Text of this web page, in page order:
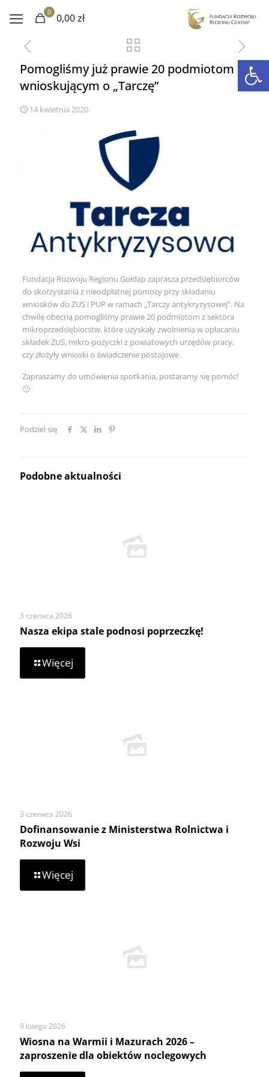
0 0,00 zł
Pomogliśmy już prawie 20 podmiotom
wnioskującym o „Tarczę”
14 kwietnia 2020
Fundacja Rozwoju Regionu Gołdap zaprasza przedsiębiorców
do skorzystania z nieodpłatnej pomocy przy składaniu
wniosków do ZUS i PUP w ramach „Tarczy antykryzysowej”. Na
chwilę obecną pomogliśmy prawie 20 podmiotom z sektora
mikroprzedsiębiorstw, które uzyskały zwolnienia w opłacaniu
składek ZUS, mikro-pożyczki z powiatowych urzędów pracy,
czy złożyły wnioski o świadczenie postojowe.
Zapraszamy do umówienia spotkania, postaramy się pomóc!
🙂
Podziel się
Podobne aktualności
3 czerwca 2026
Nasza ekipa stale podnosi poprzeczkę!
Więcej
Nasza
3 czerwca 2026
Dofinansowanie z Ministerstwa Rolnictwa i
Rozwoju Wsi
Więcej
Dofinansowanie
9 lutego 2026
Wiosna na Warmii i Mazurach 2026 –
zaproszenie dla obiektów noclegowych